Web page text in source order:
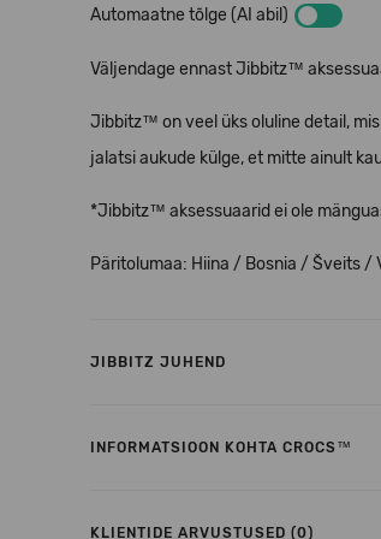
Automaatne tõlge (AI abil)
Väljendage ennast Jibbitz™
Jibbitz™ on veel üks oluline detail,
jalatsi aukude külge, et mitte ainult
*Jibbitz™ aksessuaarid ei ole
Päritolumaa: Hiina / Bosnia / Šveits /
JIBBITZ JUHEND
INFORMATSIOON KOHTA CROCS™
KLIENTIDE ARVUSTUSED (0)